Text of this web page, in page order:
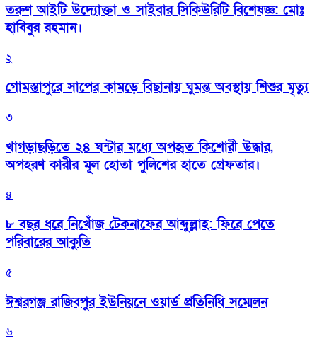
তরুণ আইটি উদ্যোক্তা ও সাইবার সিকিউরিটি বিশেষজ্ঞ: মোঃ
হাবিবুর রহমান।
২
গোমস্তাপুরে সাপের কামড়ে বিছানায় ঘুমন্ত অবস্থায় শিশুর মৃত্যু
৩
খাগড়াছড়িতে ২৪ ঘন্টার মধ্যে অপহৃত কিশোরী উদ্ধার,
অপহরণ কারীর মূল হোতা পুলিশের হাতে গ্রেফতার।
৪
৮ বছর ধরে নিখোঁজ টেকনাফের আব্দুল্লাহ: ফিরে পেতে
পরিবারের আকুতি
৫
ঈশ্বরগঞ্জ রাজিবপুর ইউনিয়নে ওয়ার্ড প্রতিনিধি সম্মেলন
৬